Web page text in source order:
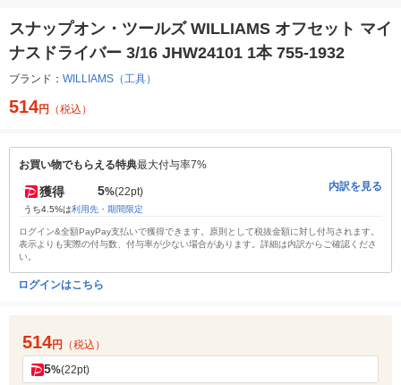
スナップオン・ツールズ WILLIAMS オフセット マイ
ナスドライバー 3/16 JHW24101 1本 755-1932
ブランド： WILLIAMS（工具）
514円 （税込）
お買い物でもらえる特典最大付与率7%
獲得 5%(22pt)
うち4.5%は利用先・期間限定
内訳を見る
ログイン&全額PayPay支払いで獲得できます。原則として税抜金額に対し付与されます。
表示よりも実際の付与数、付与率が少ない場合があります。詳細は内訳からご確認くださ
い。
ログインはこちら
514円 （税込）
5%(22pt)